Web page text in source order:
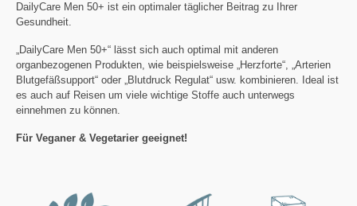
DailyCare Men 50+ ist ein optimaler täglicher Beitrag zu Ihrer
Gesundheit.
„DailyCare Men 50+“ lässt sich auch optimal mit anderen
organbezogenen Produkten, wie beispielsweise „Herzforte“, „Arterien
Blutgefäßsupport“ oder „Blutdruck Regulat“ usw. kombinieren. Ideal ist
es auch auf Reisen um viele wichtige Stoffe auch unterwegs
einnehmen zu können.
Für Veganer & Vegetarier geeignet!